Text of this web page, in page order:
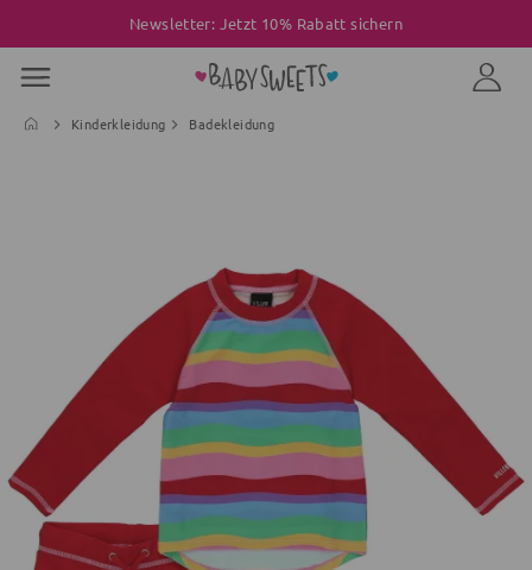
Newsletter: Jetzt 10% Rabatt sichern
Kinderkleidung Badekleidung